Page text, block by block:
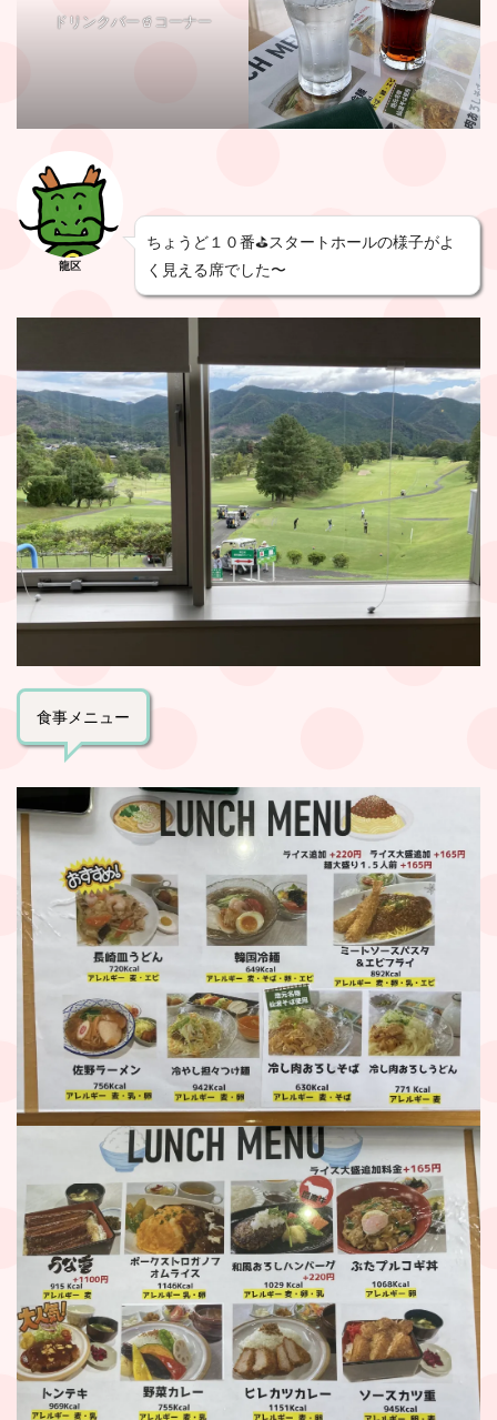
ドリンクバー🥤コーナー
龍区
ちょうど１０番⛳️スタートホールの様子がよ
く見える席でした〜
食事メニュー